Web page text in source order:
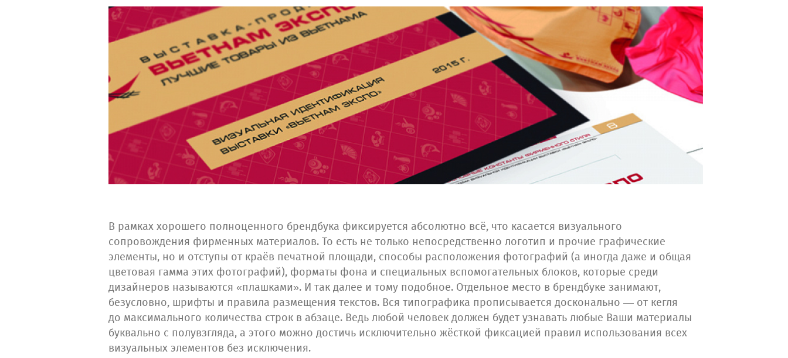
В рамках хорошего полноценного брендбука фиксируется абсолютно всё, что касается визуального
сопровождения фирменных материалов. То есть не только непосредственно логотип и прочие графические
элементы, но и отступы от краёв печатной площади, способы расположения фотографий (а иногда даже и общая
цветовая гамма этих фотографий), форматы фона и специальных вспомогательных блоков, которые среди
дизайнеров называются «плашками». И так далее и тому подобное. Отдельное место в брендбуке занимают,
безусловно, шрифты и правила размещения текстов. Вся типографика прописывается досконально — от кегля
до максимального количества строк в абзаце. Ведь любой человек должен будет узнавать любые Ваши материалы
буквально с полувзгляда, а этого можно достичь исключительно жёсткой фиксацией правил использования всех
визуальных элементов без исключения.